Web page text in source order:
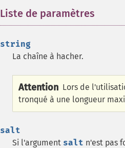
Liste de paramètres
string
La chaîne à hacher.
Attention Lors de
tronqué à une longueur
salt
Si l'argument salt n'est pas